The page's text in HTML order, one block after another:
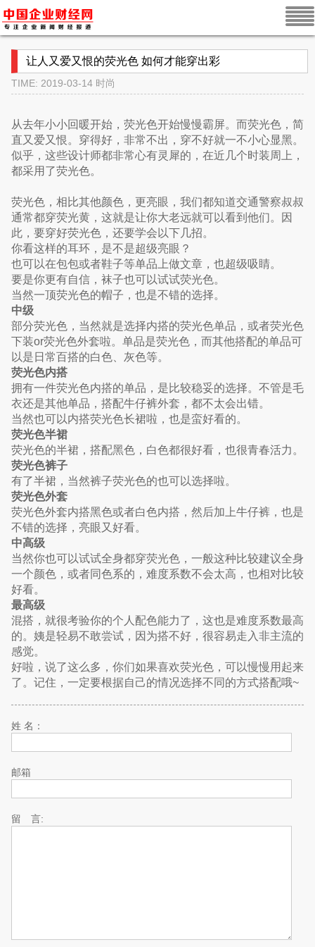
让人又爱又恨的荧光色 如何才能穿出彩
TIME: 2019-03-14 时尚
从去年小小回暖开始，荧光色开始慢慢霸屏。而荧光色，简
直又爱又恨。穿得好，非常不出，穿不好就一不小心显黑。
似乎，这些设计师都非常心有灵犀的，在近几个时装周上，
都采用了荧光色。
荧光色，相比其他颜色，更亮眼，我们都知道交通警察叔叔
通常都穿荧光黄，这就是让你大老远就可以看到他们。因
此，要穿好荧光色，还要学会以下几招。
你看这样的耳环，是不是超级亮眼？
也可以在包包或者鞋子等单品上做文章，也超级吸睛。
要是你更有自信，袜子也可以试试荧光色。
当然一顶荧光色的帽子，也是不错的选择。
中级
部分荧光色，当然就是选择内搭的荧光色单品，或者荧光色
下装or荧光色外套啦。单品是荧光色，而其他搭配的单品可
以是日常百搭的白色、灰色等。
荧光色内搭
拥有一件荧光色内搭的单品，是比较稳妥的选择。不管是毛
衣还是其他单品，搭配牛仔裤外套，都不太会出错。
当然也可以内搭荧光色长裙啦，也是蛮好看的。
荧光色半裙
荧光色的半裙，搭配黑色，白色都很好看，也很青春活力。
荧光色裤子
有了半裙，当然裤子荧光色的也可以选择啦。
荧光色外套
荧光色外套内搭黑色或者白色内搭，然后加上牛仔裤，也是
不错的选择，亮眼又好看。
中高级
当然你也可以试试全身都穿荧光色，一般这种比较建议全身
一个颜色，或者同色系的，难度系数不会太高，也相对比较
好看。
最高级
混搭，就很考验你的个人配色能力了，这也是难度系数最高
的。姨是轻易不敢尝试，因为搭不好，很容易走入非主流的
感觉。
好啦，说了这么多，你们如果喜欢荧光色，可以慢慢用起来
了。记住，一定要根据自己的情况选择不同的方式搭配哦~
姓 名：
邮箱
留 言: